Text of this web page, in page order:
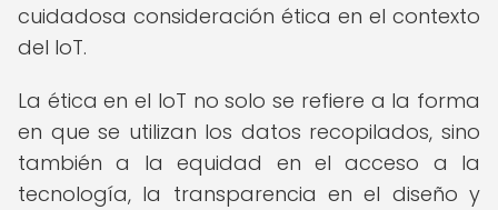
cuidadosa consideración ética en el contexto
del IoT.
La ética en el IoT no solo se refiere a la forma
en que se utilizan los datos recopilados, sino
también a la equidad en el acceso a la
tecnología, la transparencia en el diseño y